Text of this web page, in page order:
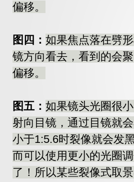
偏移。
图四： 如果焦点落在劈
镜方向看去，看到的会
偏移。
图五： 如果镜头光圈很
射向目镜，通过目镜就
小于1:5.6时裂像就会发
而可以使用更小的光圈
了！所以某些裂像式取